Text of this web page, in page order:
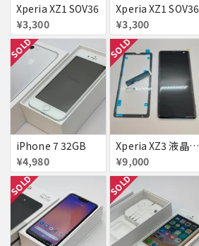
Xperia XZ1 SOV36
¥3,300
Xperia XZ1 SOV36
¥3,300
SOLD
iPhone 7 32GB
¥4,980
SOLD
Xperia XZ3 液晶パネル フレーム付
¥9,000
SOLD SOLD